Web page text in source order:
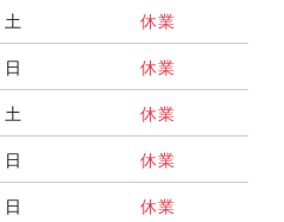
土
休業
日
休業
土
休業
日
休業
日
休業